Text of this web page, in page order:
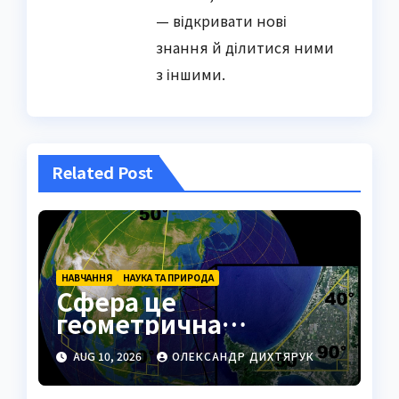
— відкривати нові
знання й ділитися ними
з іншими.
Related Post
НАВЧАННЯ НАУКА ТА ПРИРОДА
Сфера це
геометрична
поверхня з
унікальними
властивостями
AUG 10, 2026 ОЛЕКСАНДР ДИХТЯРУК